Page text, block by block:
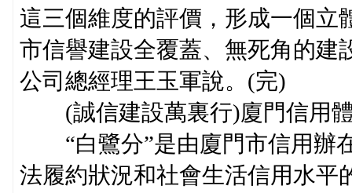
這三個維度的評價，形成一個立
市信譽建設全覆蓋、無死角的建
公司總經理王玉軍說。(完)
(誠信建設萬裏行)廈門信用體
“白鷺分”是由廈門市信用辦
法履約狀況和社會生活信用水平